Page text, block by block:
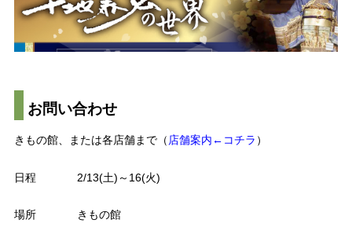
お問い合わせ
きもの館、または各店舗まで（ 店舗案内←コチラ ）
日程 2/13(土)～16(火)
場所 きもの館